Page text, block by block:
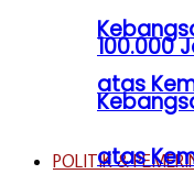
atas
POLITIK &
100.000
atas